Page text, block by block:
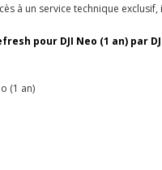
à un service technique
pour DJI Neo (1 an) par
(1 an)